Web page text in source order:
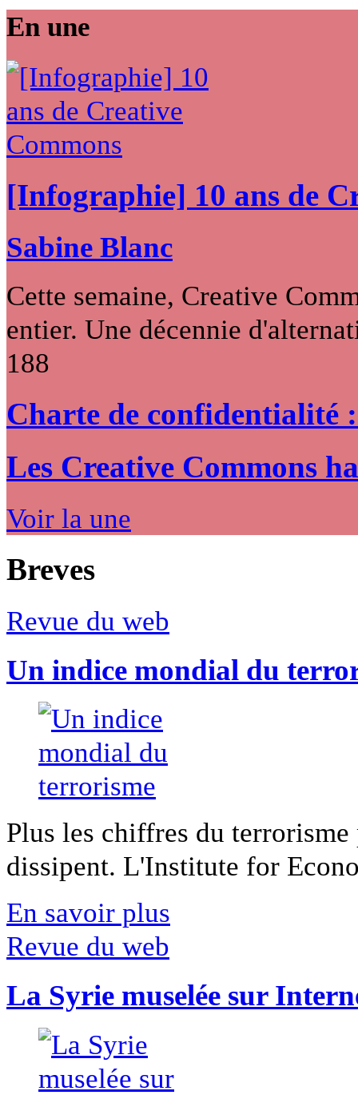
En une
[Infographie] 10 ans de
Sabine Blanc
Cette semaine, Creative
entier. Une décennie
188
Charte de confidentialité
Les Creative Commons
Voir la une
Breves
Revue du web
Un indice mondial du
Plus les chiffres du
dissipent. L'Institute for
En savoir plus
Revue du web
La Syrie muselée sur